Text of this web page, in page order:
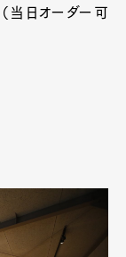
当日オーダー可